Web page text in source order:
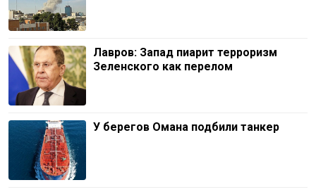
Лавров: Запад пиарит терроризм
Зеленского как перелом
У берегов Омана подбили танкер